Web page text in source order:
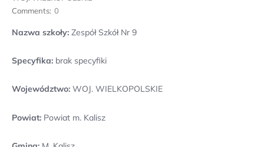
Comments: 0
Nazwa szkoły: Zespół Szkół Nr 9
Specyfika: brak specyfiki
Województwo: WOJ. WIELKOPOLSKIE
Powiat: Powiat m. Kalisz